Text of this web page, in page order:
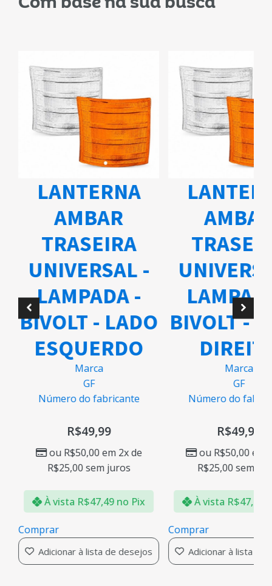
LANTERNA
AMBAR
TRASEIRA
UNIVERSAL -
LAMPADA -
BIVOLT - LADO
ESQUERDO
Marca
GF
Número do fabricante
R$49,99
ou R$50,00em 2x de
R$25,00sem juros
À vista R$47,49 no Pix
Comprar
Adicionar à lista de desejos
BIVOLT -
Marca
GF
Número do
R$49,99
ou R$50,00em
R$25,00sem
À vista R$47,49
Comprar
Adicionar à lista de